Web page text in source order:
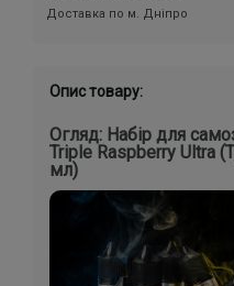
Доставка по м. Дніпро
Опис товару:
Огляд: Набір для
Triple Raspberry Ultra
мл)